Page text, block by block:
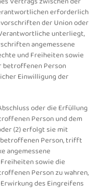
erforderlich
der Union oder
unterliegt,
angemessene
und Freiheiten sowie
betroffenen Person
Einwilligung der
oder die Erfüllung
Person und dem
(2) erfolgt sie mit
Person, trifft
angemessene
sowie die
Person zu wahren,
des Eingreifens